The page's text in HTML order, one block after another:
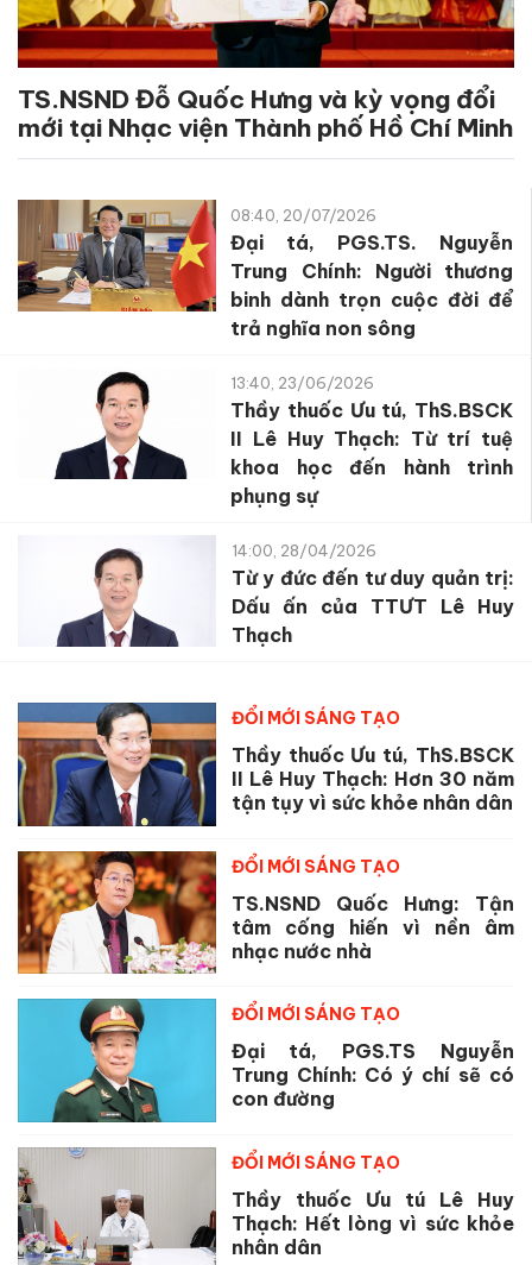
TS.NSND Đỗ Quốc Hưng và kỳ vọng đổi
mới tại Nhạc viện Thành phố Hồ Chí Minh
08:40, 20/07/2026
Đại tá, PGS.TS. Nguyễn
Trung Chính: Người thương
binh dành trọn cuộc đời để
trả nghĩa non sông
13:40, 23/06/2026
Thầy thuốc Ưu tú, ThS.BSCK
II Lê Huy Thạch: Từ trí tuệ
khoa học đến hành trình
phụng sự
14:00, 28/04/2026
Từ y đức đến tư duy quản trị:
Dấu ấn của TTƯT Lê Huy
Thạch
ĐỔI MỚI SÁNG TẠO
Thầy thuốc Ưu tú, ThS.BSCK
II Lê Huy Thạch: Hơn 30 năm
tận tụy vì sức khỏe nhân dân
ĐỔI MỚI SÁNG TẠO
TS.NSND Quốc Hưng: Tận
tâm cống hiến vì nền âm
nhạc nước nhà
ĐỔI MỚI SÁNG TẠO
Đại tá, PGS.TS Nguyễn
Trung Chính: Có ý chí sẽ có
con đường
ĐỔI MỚI SÁNG TẠO
Thầy thuốc Ưu tú Lê Huy
Thạch: Hết lòng vì sức khỏe
nhân dân